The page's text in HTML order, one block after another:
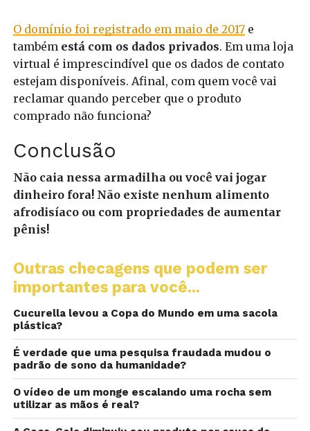
O domínio foi registrado em maio de 2017e
também está com os dados privados. Em uma loja
virtual é imprescindível que os dados de contato
estejam disponíveis. Afinal, com quem você vai
reclamar quando perceber que o produto
comprado não funciona?
Conclusão
Não caia nessa armadilha ou você vai jogar
dinheiro fora! Não existe nenhum alimento
afrodisíaco ou com propriedades de aumentar
pênis!
Outras checagens que podem ser
importantes para você...
Cucurella levou a Copa do Mundo em uma sacola
plástica?
É verdade que uma pesquisa fraudada mudou o
padrão de sono da humanidade?
O vídeo de um monge escalando uma rocha sem
utilizar as mãos é real?